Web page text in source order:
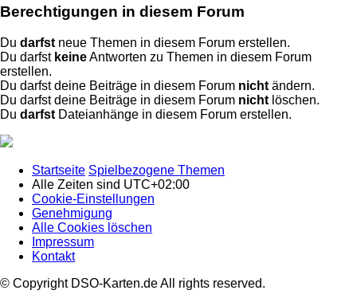
Berechtigungen in diesem Forum
Du darfst neue Themen in diesem Forum erstellen.
Du darfst keineAntworten zu Themen in diesem Forum
erstellen.
Du darfst deine Beiträge in diesem Forum nicht ändern.
Du darfst deine Beiträge in diesem Forum nicht löschen.
Du darfst Dateianhänge in diesem Forum erstellen.
Startseite Spielbezogene Themen
Alle Zeiten sind UTC+02:00
Cookie-Einstellungen
Genehmigung
Alle Cookies löschen
Impressum
Kontakt
© Copyright DSO-Karten.de All rights reserved.